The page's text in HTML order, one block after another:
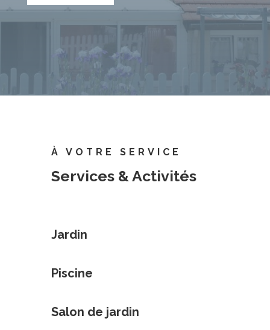
À VOTRE SERVICE
Services & Activités
Jardin
Piscine
Salon de jardin